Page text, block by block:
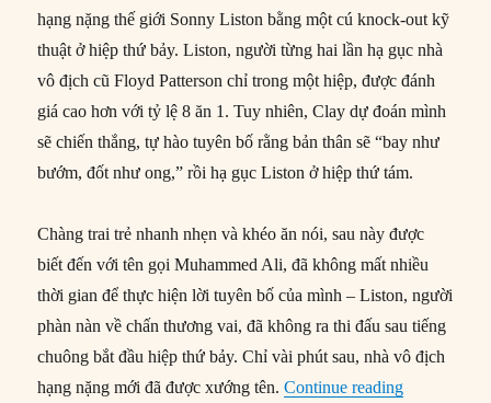
hạng nặng thế giới Sonny Liston bằng một cú knock-out kỹ
thuật ở hiệp thứ bảy. Liston, người từng hai lần hạ gục nhà
vô địch cũ Floyd Patterson chỉ trong một hiệp, được đánh
giá cao hơn với tỷ lệ 8 ăn 1. Tuy nhiên, Clay dự đoán mình
sẽ chiến thắng, tự hào tuyên bố rằng bản thân sẽ “bay như
bướm, đốt như ong,” rồi hạ gục Liston ở hiệp thứ tám.
Chàng trai trẻ nhanh nhẹn và khéo ăn nói, sau này được
biết đến với tên gọi Muhammed Ali, đã không mất nhiều
thời gian để thực hiện lời tuyên bố của mình – Liston, người
phàn nàn về chấn thương vai, đã không ra thi đấu sau tiếng
chuông bắt đầu hiệp thứ bảy. Chỉ vài phút sau, nhà vô địch
hạng nặng mới đã được xướng tên.Continue reading“25/02/